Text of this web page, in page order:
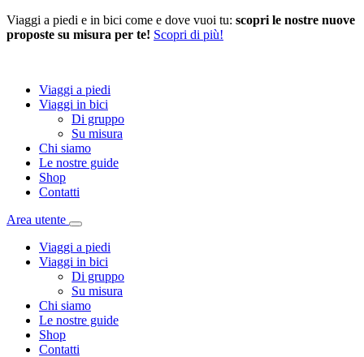
Viaggi a piedi e in bici come e dove vuoi tu: scopri le nostre nuove
proposte su misura per te! Scopri di più!
Viaggi a piedi
Viaggi in bici
Di gruppo
Su misura
Chi siamo
Le nostre guide
Shop
Contatti
Area utente
Viaggi a piedi
Viaggi in bici
Di gruppo
Su misura
Chi siamo
Le nostre guide
Shop
Contatti